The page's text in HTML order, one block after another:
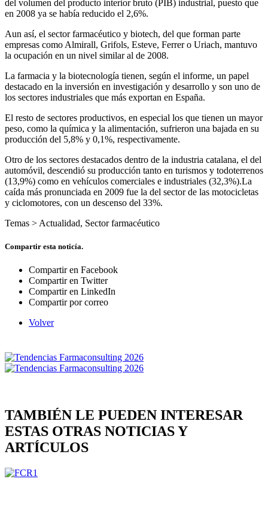
del volumen del producto interior bruto (PIB) industrial, puesto que
en 2008 ya se había reducido el 2,6%.
Aun así, el sector farmacéutico y biotech, del que forman parte
empresas como Almirall, Grifols, Esteve, Ferrer o Uriach, mantuvo
la ocupación en un nivel similar al de 2008.
La farmacia y la biotecnología tienen, según el informe, un papel
destacado en la inversión en investigación y desarrollo y son uno de
los sectores industriales que más exportan en España.
El resto de sectores productivos, en especial los que tienen un mayor
peso, como la química y la alimentación, sufrieron una bajada en su
producción del 5,8% y 0,1%, respectivamente.
Otro de los sectores destacados dentro de la industria catalana, el del
automóvil, descendió su producción tanto en turismos y todoterrenos
(13,9%) como en vehículos comerciales e industriales (32,3%).La
caída más pronunciada en 2009 fue la del sector de las motocicletas
y ciclomotores, con un descenso del 33%.
Temas > Actualidad, Sector farmacéutico
Compartir esta noticía.
Compartir en Facebook
Compartir en Twitter
Compartir en LinkedIn
Compartir por correo
Volver
TAMBIÉN LE PUEDEN INTERESAR
ESTAS OTRAS NOTICIAS Y
ARTÍCULOS